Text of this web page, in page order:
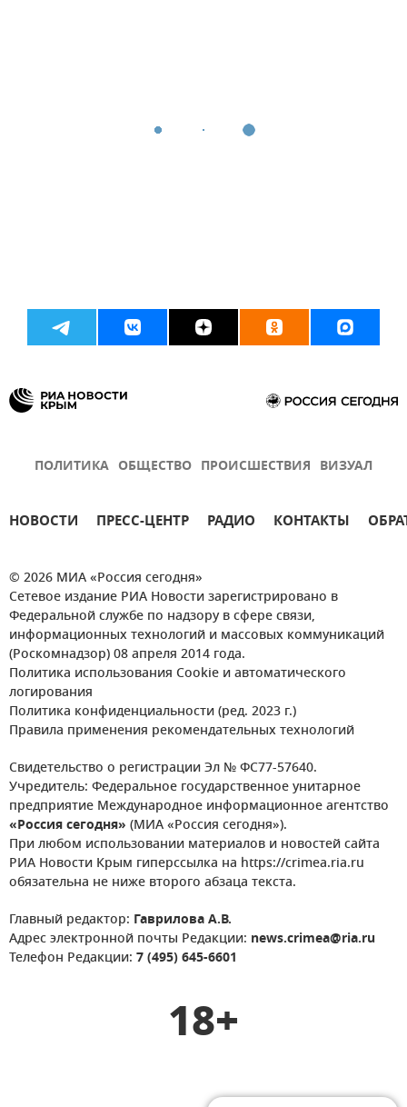
ПОЛИТИКА ОБЩЕСТВО ПРОИСШЕСТВИЯ ВИЗУАЛ
НОВОСТИ ПРЕСС-ЦЕНТР РАДИО КОНТАКТЫ
© 2026 МИА «Россия сегодня»
Сетевое издание РИА Новости зарегистрировано в
Федеральной службе по надзору в сфере связи,
информационных технологий и массовых коммуникаций
(Роскомнадзор) 08 апреля 2014 года.
Политика использования Cookie и автоматического
логирования
Политика конфиденциальности (ред. 2023 г.)
Правила применения рекомендательных технологий
Свидетельство о регистрации Эл № ФС77-57640.
Учредитель: Федеральное государственное унитарное
предприятие Международное информационное агентство
«Россия сегодня» (МИА «Россия сегодня»).
При любом использовании материалов и новостей сайта
РИА Новости Крым гиперссылка на https://crimea.ria.ru
обязательна не ниже второго абзаца текста.
Главный редактор: Гаврилова А.В.
Адрес электронной почты Редакции: news.crimea@ria.ru
Телефон Редакции: 7 (495) 645-6601
18+